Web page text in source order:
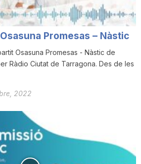
Promesas – Nàstic
Osasuna Promesas - Nàstic de
Ràdio Ciutat de Tarragona. Des de les
2022